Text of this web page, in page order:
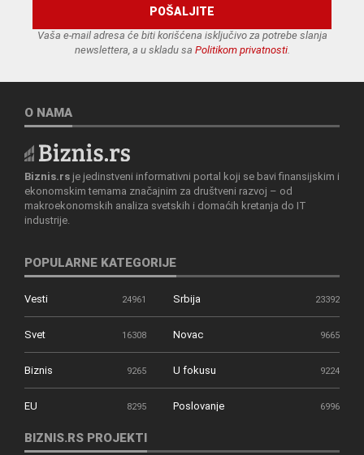
Vaša e-mail adresa će biti korišćena isključivo za potrebe slanja
newslettera, a u skladu sa Politikom privatnosti.
O NAMA
Biznis.rs je jedinstveni informativni portal koji se bavi finansijskim i
ekonomskim temama značajnim za društveni razvoj – od
makroekonomskih analiza svetskih i domaćih kretanja do IT
industrije.
POPULARNE KATEGORIJE
Vesti 24961 Srbija 23392
Svet 16308 Novac 9665
Biznis 9265 U fokusu 9224
EU 8295 Poslovanje 6996
BIZNIS.RS PROJEKTI